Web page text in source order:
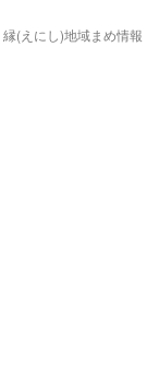
縁(えにし)地域まめ情報